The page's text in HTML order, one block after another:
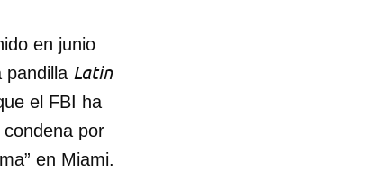
en junio
pandilla Latin
el FBI ha
condena por
en Miami.